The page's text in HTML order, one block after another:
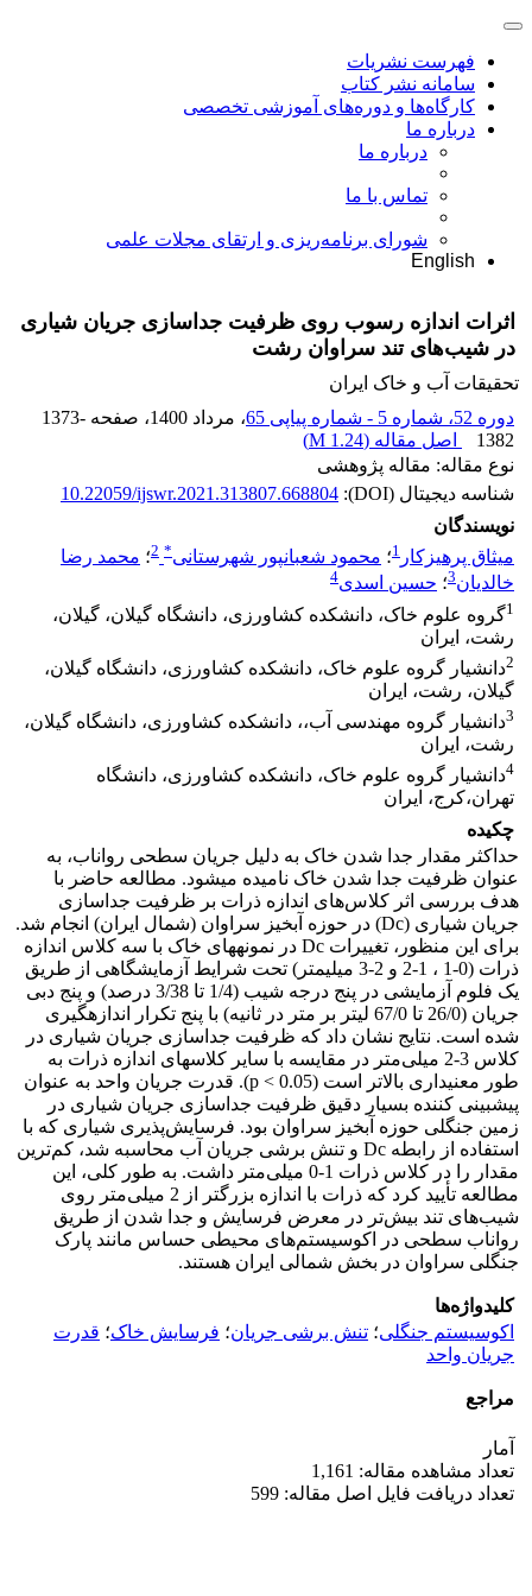
فهرست نشریات
سامانه نشر کتاب
کارگاه‌ها و دوره‌های آموزشی تخصصی
درباره ما
درباره ما
تماس با ما
شورای برنامه‌ریزی و ارتقای مجلات علمی
English
اثرات اندازه رسوب روی ظرفیت جداسازی جریان شیاری
در شیب‌های تند سراوان رشت
تحقیقات آب و خاک ایران
دوره 52، شماره 5 - شماره پیاپی 65
، مرداد 1400 ، صفحه 1373-
1382
اصل مقاله (1.24 M
)
نوع مقاله: مقاله پژوهشی
شناسه دیجیتال (DOI):
10.22059/ijswr.2021.313807.668804
نویسندگان
میثاق پرهیزکار 1؛ محمود شعبانپور شهرستانی*
2؛ محمد رضا
خالدیان3؛ حسین اسدی4
1گروه علوم خاک، دانشکده کشاورزی، دانشگاه گیلان، گیلان،
رشت، ایران
2دانشیار گروه علوم خاک، دانشکده کشاورزی، دانشگاه گیلان،
گیلان، رشت، ایران
3دانشیار گروه مهندسی آب،، دانشکده کشاورزی، دانشگاه گیلان،
رشت، ایران
4دانشیار گروه علوم خاک، دانشکده کشاورزی، دانشگاه
تهران،کرج، ایران
چکیده
حداکثر مقدار جدا شدن خاک به دلیل جریان سطحی رواناب، به
عنوان ظرفیت جدا شدن خاک نامیده می­شود. مطالعه حاضر با
هدف بررسی اثر کلاس‌های اندازه ذرات بر ظرفیت جداسازی
جریان شیاری (Dc) در حوزه آبخیز سراوان (شمال ایران) انجام شد.
برای این منظور، تغییرات Dc در نمونه­های خاک با سه کلاس اندازه
ذرات (0-1 ، 1-2 و 2-3 میلی­متر) تحت شرایط آزمایشگاهی از طریق
یک فلوم آزمایشی در پنج درجه شیب (1/4 تا 3/38 درصد) و پنج دبی
جریان (26/0 تا 67/0 لیتر بر متر در ثانیه) با پنج تکرار اندازه­گیری
شده است. نتایج نشان داد که ظرفیت جداسازی جریان شیاری در
کلاس 3-2 میلی‌متر در مقایسه با سایر کلاس­های اندازه ذرات به
طور معنی­داری بالاتر است (p < 0.05). قدرت جریان واحد به عنوان
پیش­بینی کننده بسیار دقیق ظرفیت جداسازی جریان شیاری در
زمین جنگلی حوزه آبخیز سراوان بود. فرسایش‌پذیری شیاری که با
استفاده از رابطه Dc و تنش برشی جریان آب محاسبه شد، کم‌ترین
مقدار را در کلاس ذرات 1-0 میلی‌متر داشت. به طور کلی، این
مطالعه تأیید کرد که ذرات با اندازه بزرگتر از 2 میلی‌متر روی
شیب‌های تند بیش‌تر در معرض فرسایش و جدا شدن از طریق
رواناب سطحی در اکوسیستم‌های محیطی حساس مانند پارک
جنگلی سراوان در بخش شمالی ایران هستند.
کلیدواژه‌ها
اکوسیستم جنگلی؛ تنش برشی جریان؛ فرسایش خاک؛ قدرت
جریان واحد
مراجع
آمار
تعداد مشاهده مقاله: 1,161
تعداد دریافت فایل اصل مقاله: 599